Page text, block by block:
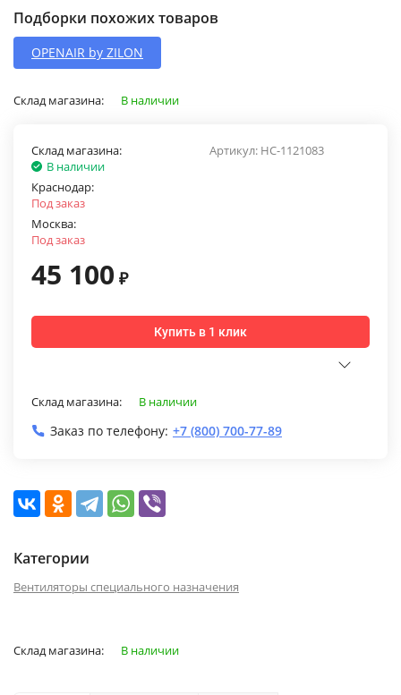
Подборки похожих товаров
OPENAIR by ZILON
Склад магазина: В наличии
Артикул: НС-1121083
Склад магазина:
В наличии
Краснодар:
Под заказ
Москва:
Под заказ
45 100 ₽
Купить в 1 клик
Склад магазина: В наличии
Заказ по телефону: +7 (800) 700-77-89
Категории
Вентиляторы специального назначения
Склад магазина: В наличии